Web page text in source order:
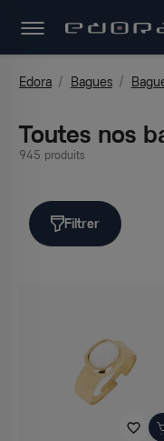
Edora Bagues
Toutes nos
945 produits
Filtrer
favorite_border